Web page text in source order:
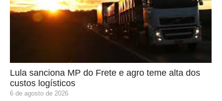
Lula sanciona MP do Frete e agro teme alta dos
custos logísticos
6 de agosto de 2026